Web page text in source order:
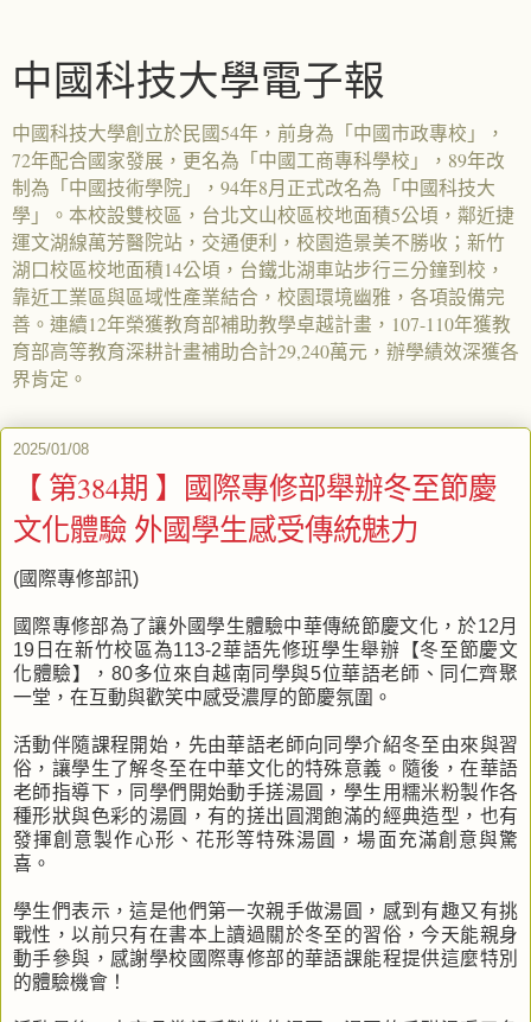
中國科技大學電子報
中國科技大學創立於民國54年，前身為「中國市政專校」，
72年配合國家發展，更名為「中國工商專科學校」，89年改
制為「中國技術學院」，94年8月正式改名為「中國科技大
學」。本校設雙校區，台北文山校區校地面積5公頃，鄰近捷
運文湖線萬芳醫院站，交通便利，校園造景美不勝收；新竹
湖口校區校地面積14公頃，台鐵北湖車站步行三分鐘到校，
靠近工業區與區域性產業結合，校園環境幽雅，各項設備完
善。連續12年榮獲教育部補助教學卓越計畫，107-110年獲教
育部高等教育深耕計畫補助合計29,240萬元，辦學績效深獲各
界肯定。
2025/01/08
【 第384期 】國際專修部舉辦冬至節慶
文化體驗 外國學生感受傳統魅力
(國際專修部訊)
國際專修部為了讓外國學生體驗中華傳統節慶文化，於12月
19日在新竹校區為113-2華語先修班學生舉辦【冬至節慶文
化體驗】，80多位來自越南同學與5位華語老師、同仁齊聚
一堂，在互動與歡笑中感受濃厚的節慶氛圍。
活動伴隨課程開始，先由華語老師向同學介紹冬至由來與習
俗，讓學生了解冬至在中華文化的特殊意義。隨後，在華語
老師指導下，同學們開始動手搓湯圓，學生用糯米粉製作各
種形狀與色彩的湯圓，有的搓出圓潤飽滿的經典造型，也有
發揮創意製作心形、花形等特殊湯圓，場面充滿創意與驚
喜。
學生們表示，這是他們第一次親手做湯圓，感到有趣又有挑
戰性，以前只有在書本上讀過關於冬至的習俗，今天能親身
動手參與，感謝學校國際專修部的華語課能程提供這麼特別
的體驗機會！